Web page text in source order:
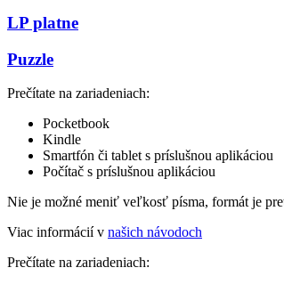
LP platne
Puzzle
Prečítate na zariadeniach:
Pocketbook
Kindle
Smartfón či tablet s príslušnou aplikáciou
Počítač s príslušnou aplikáciou
Nie je možné meniť veľkosť písma, formát je
Viac informácií v našich návodoch
Prečítate na zariadeniach: